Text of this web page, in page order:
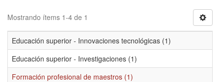
Mostrando ítems 1-4 de 1
Educación superior - Innovaciones tecnológicas (1)
Educación superior - Investigaciones (1)
Formación profesional de maestros (1)